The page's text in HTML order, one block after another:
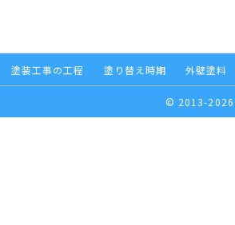
塗装工事の工程 塗り替え時期 外壁塗料
© 2013-2026